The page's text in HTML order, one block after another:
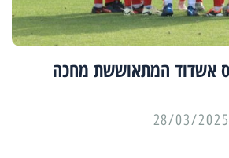
אשדוד המתאוששת מחכה